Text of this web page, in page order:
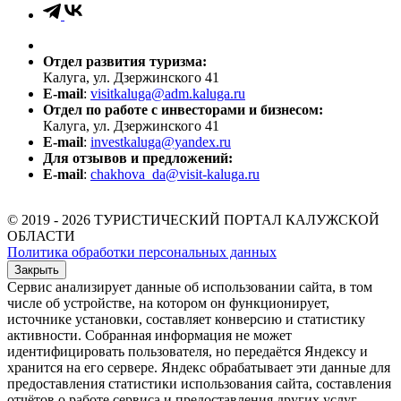
Отдел развития туризма:
Калуга, ул. Дзержинского 41
E-mail: visitkaluga@adm.kaluga.ru
Отдел по работе с инвесторами и бизнесом:
Калуга, ул. Дзержинского 41
E-mail: investkaluga@yandex.ru
Для отзывов и предложений:
E-mail: chakhova_da@visit-kaluga.ru
© 2019 - 2026 ТУРИСТИЧЕСКИЙ ПОРТАЛ КАЛУЖСКОЙ
ОБЛАСТИ
Политика обработки персональных данных
Закрыть
Сервис анализирует данные об использовании сайта, в том
числе об устройстве, на котором он функционирует,
источнике установки, составляет конверсию и статистику
активности. Собранная информация не может
идентифицировать пользователя, но передаётся Яндексу и
хранится на его сервере. Яндекс обрабатывает эти данные для
предоставления статистики использования сайта, составления